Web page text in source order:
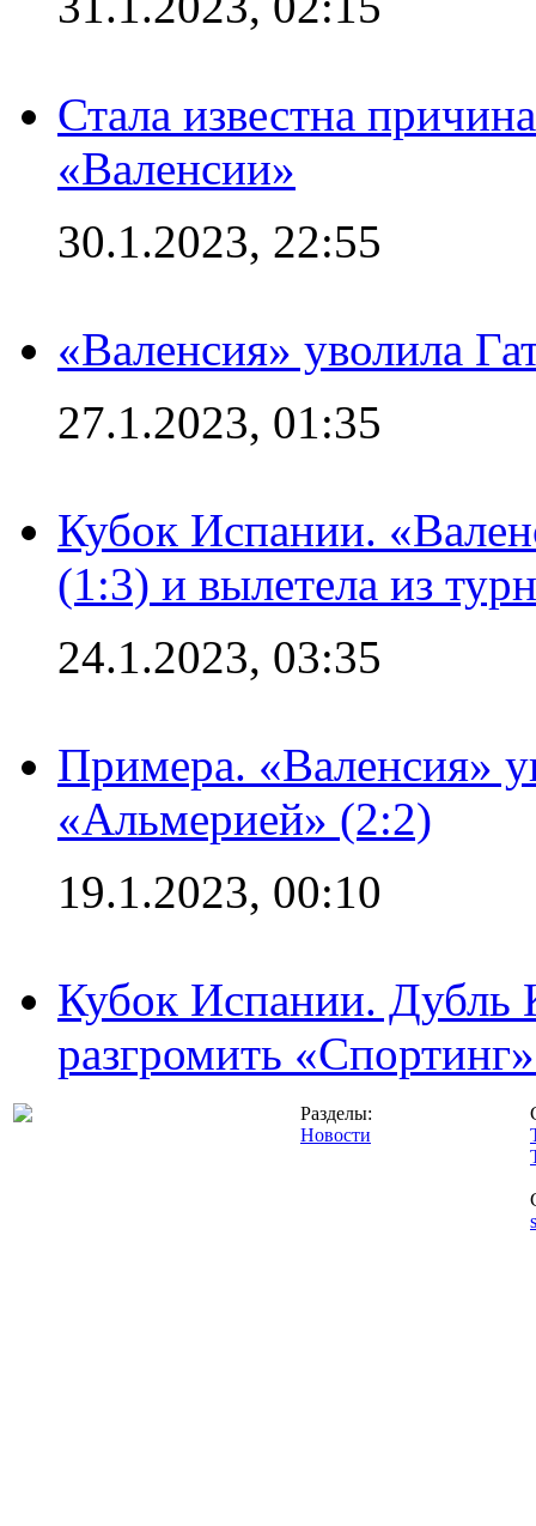
Стала известна
«Валенсии»
30.1.2023, 22:55
«Валенсия» уволила
27.1.2023, 01:35
Кубок Испании.
(1:3) и вылетела из
24.1.2023, 03:35
Примера. «Валенсия»
«Альмерией» (2:2)
19.1.2023, 00:10
Кубок Испании. Дубль
разгромить
Разделы:
Новости